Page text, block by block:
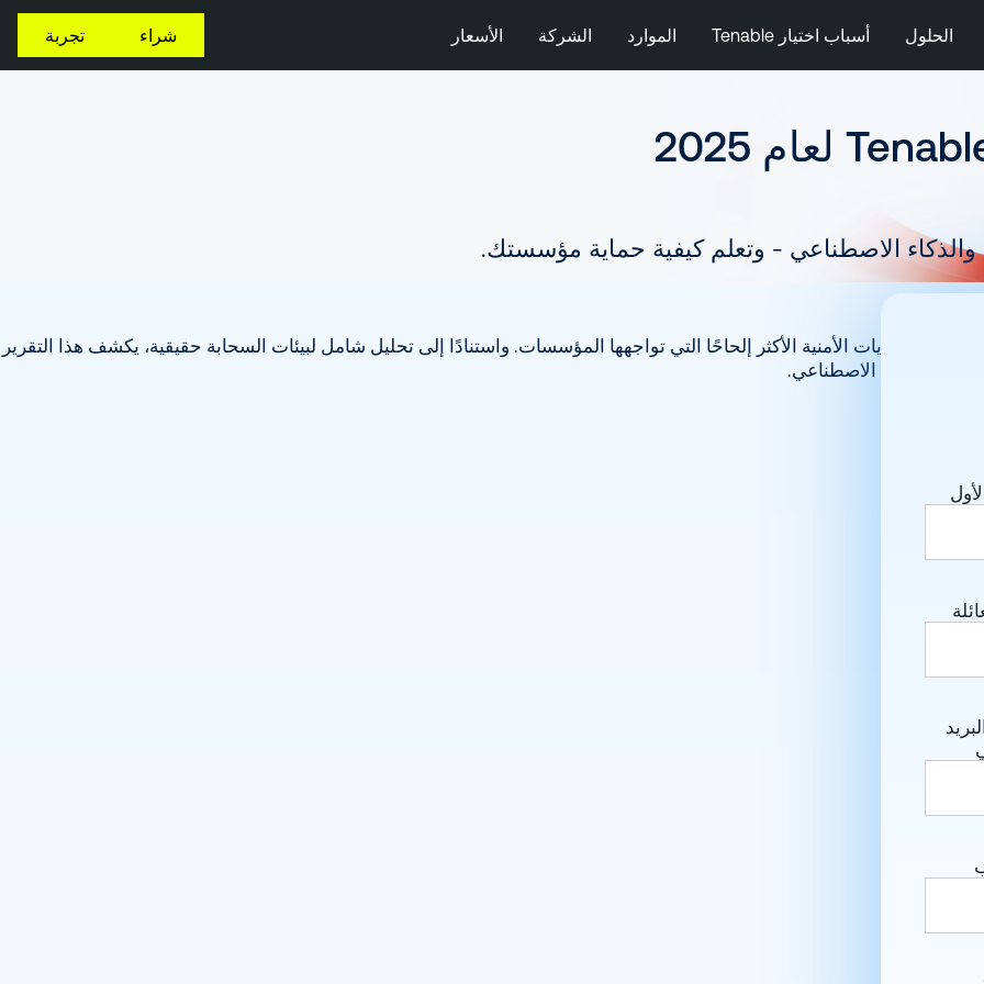
الحلول أسباب اختيار Tenable الموارد الشركة الأسعار شراء تجربة
الاصطناعي - وتعلم كيفية حماية مؤسستك.
حول التحديات الأمنية الأكثر إلحاحًا التي تواجهها المؤسسات. واستنادًا إلى تحليل شامل لبيئات السحابة حقيقية، يكشف هذا التقرير
وأمن الذكاء الاصطناعي.